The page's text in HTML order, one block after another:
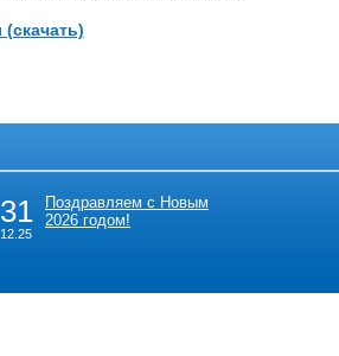
31
12.25
Поздравляем с Новым
2026 годом!